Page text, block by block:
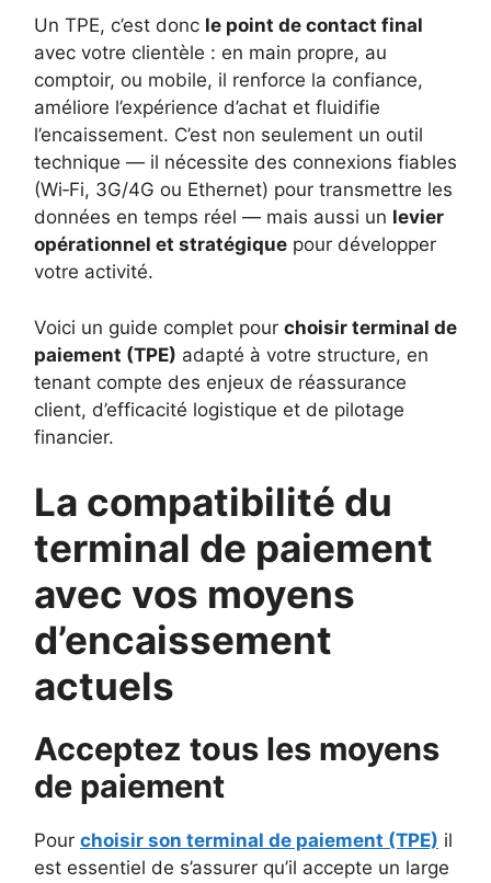
Un TPE, c’est donc le point de contact final
avec votre clientèle : en main propre, au
comptoir, ou mobile, il renforce la confiance,
améliore l’expérience d’achat et fluidifie
l’encaissement. C’est non seulement un outil
technique — il nécessite des connexions fiables
(Wi‑Fi, 3G/4G ou Ethernet) pour transmettre les
données en temps réel — mais aussi un levier
opérationnel et stratégique pour développer
votre activité.
Voici un guide complet pour choisir terminal de
paiement (TPE) adapté à votre structure, en
tenant compte des enjeux de réassurance
client, d’efficacité logistique et de pilotage
financier.
La compatibilité du
terminal de paiement
avec vos moyens
d’encaissement
actuels
Acceptez tous les moyens
de paiement
Pour choisir son terminal de paiement (TPE) il
est essentiel de s’assurer qu’il accepte un large